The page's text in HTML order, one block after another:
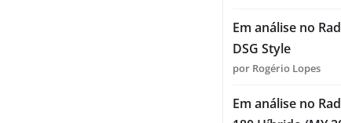
Em análise no
DSG Style
por Rogério Lopes
Em análise no